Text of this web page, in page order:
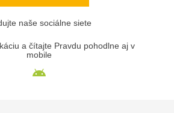
naše sociálne siete
a čítajte Pravdu pohodlne aj v
mobile